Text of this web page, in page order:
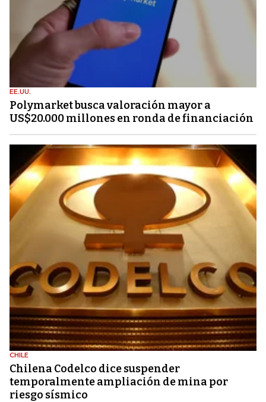
EE.UU.
Polymarket busca valoración mayor a
US$20.000 millones en ronda de financiación
CHILE
Chilena Codelco dice suspender
temporalmente ampliación de mina por
riesgo sísmico